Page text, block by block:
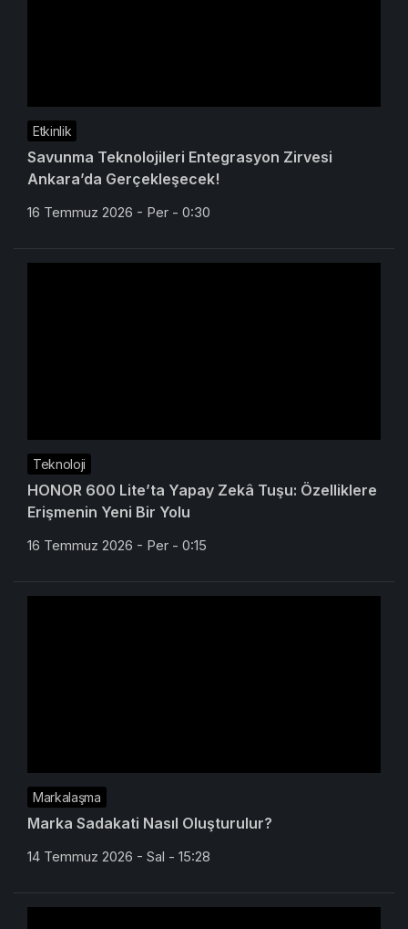
Etkinlik
Savunma Teknolojileri Entegrasyon Zirvesi
Ankara’da Gerçekleşecek!
16 Temmuz 2026 - Per - 0:30
Teknoloji
HONOR 600 Lite’ta Yapay Zekâ Tuşu: Özelliklere
Erişmenin Yeni Bir Yolu
16 Temmuz 2026 - Per - 0:15
Markalaşma
Marka Sadakati Nasıl Oluşturulur?
14 Temmuz 2026 - Sal - 15:28